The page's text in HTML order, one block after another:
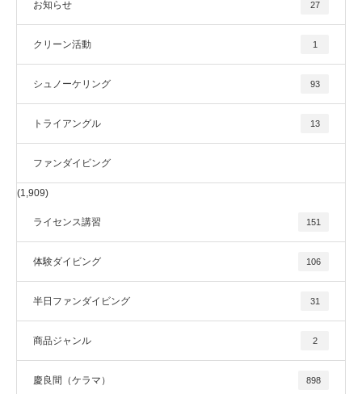
お知らせ 27
クリーン活動 1
シュノーケリング 93
トライアングル 13
ファンダイビング
(1,909)
ライセンス講習 151
体験ダイビング 106
半日ファンダイビング 31
商品ジャンル 2
慶良間（ケラマ） 898